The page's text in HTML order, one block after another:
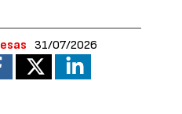
31/07/2026